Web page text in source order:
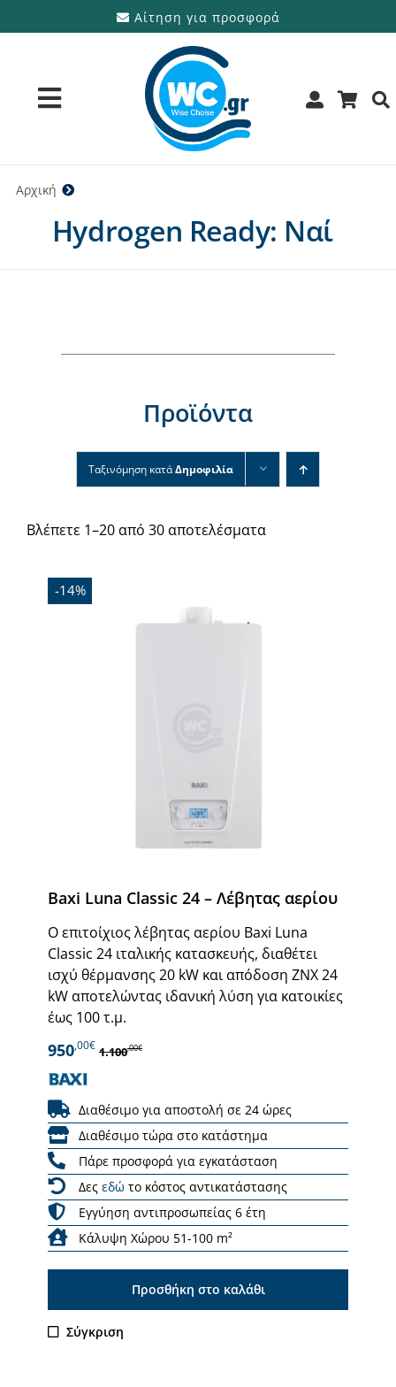
στο
Αίτηση για προσφορά
Toggle
Navigation
Προϊόντα
Υπηρεσίες
Επικοινωνία
Αρχική
Hydrogen Ready: Ναί
Προϊόντα
Ταξινόμηση κατάΔημοφιλία
Βλέπετε 1–20 από 30 αποτελέσματα
-14%
Baxi Luna Classic 24 – Λέβητας αερίου
Ο επιτοίχιος λέβητας αερίου Baxi Luna
Classic 24 ιταλικής κατασκευής, διαθέτει
ισχύ θέρμανσης 20 kW και απόδοση ΖΝΧ 24
kW αποτελώντας ιδανική λύση για κατοικίες
έως 100 τ.μ.
950,00€ 1.100,00€
Διαθέσιμο για αποστολή σε 24 ώρες
Διαθέσιμο τώρα στο κατάστημα
Πάρε προσφορά για εγκατάσταση
Δες εδώ το κόστος αντικατάστασης
Εγγύηση αντιπροσωπείας 6 έτη
Κάλυψη Χώρου 51-100 m²
Προσθήκη στο καλάθι
Σύγκριση